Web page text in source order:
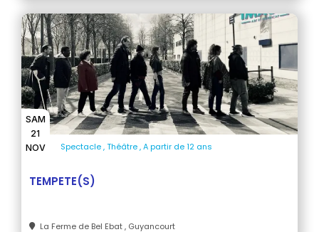
SAM
21
NOV
Spectacle Théâtre A partir de 12 ans
TEMPETE(S)
La Ferme de Bel Ebat , Guyancourt